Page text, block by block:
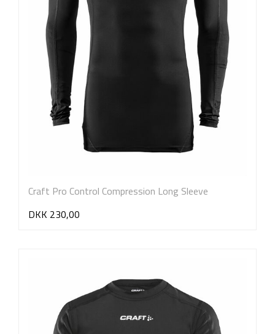
Craft Pro Control Compression Long Sleeve
DKK 230,00